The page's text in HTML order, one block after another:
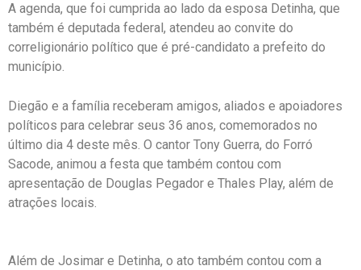
A agenda, que foi cumprida ao lado da esposa Detinha, que
também é deputada federal, atendeu ao convite do
correligionário político que é pré-candidato a prefeito do
município.
Diegão e a família receberam amigos, aliados e apoiadores
políticos para celebrar seus 36 anos, comemorados no
último dia 4 deste mês. O cantor Tony Guerra, do Forró
Sacode, animou a festa que também contou com
apresentação de Douglas Pegador e Thales Play, além de
atrações locais.
Além de Josimar e Detinha, o ato também contou com a